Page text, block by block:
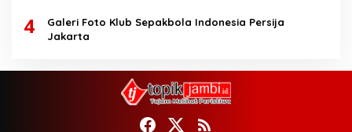
4
Galeri Foto Klub Sepakbola Indonesia Persija
Jakarta